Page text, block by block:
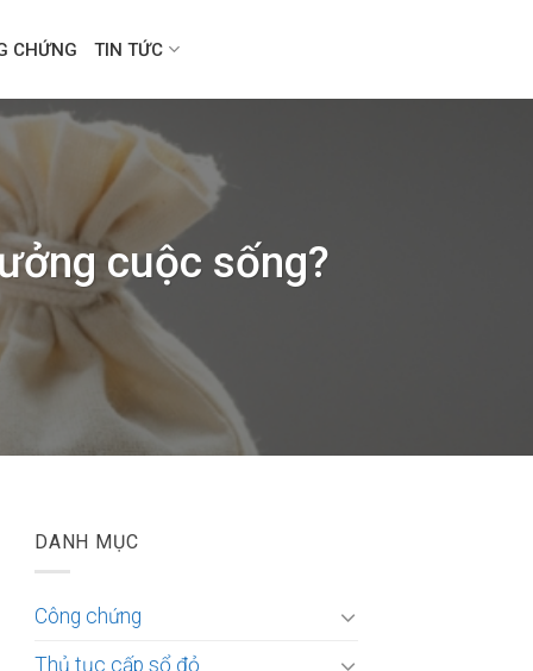
CHỨNG TIN TỨC
cuộc sống?
DANH MỤC
Công chứng
Thủ tục cấp sổ đỏ